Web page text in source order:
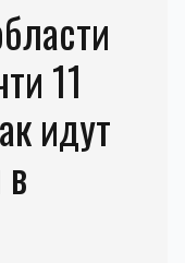
11
идут